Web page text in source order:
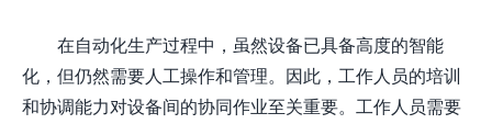
在自动化生产过程中，虽然设备已具备高度的智能
化，但仍然需要人工操作和管理。因此，工作人员的培训
和协调能力对设备间的协同作业至关重要。工作人员需要